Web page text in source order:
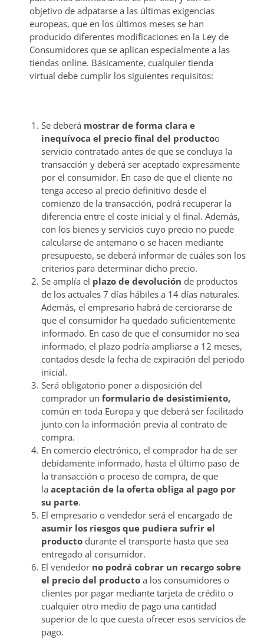
objetivo de adpatarse a las últimas exigencias
europeas, que en los últimos meses se han
producido diferentes modificaciones en la Ley de
Consumidores que se aplican especialmente a las
tiendas online. Básicamente, cualquier tienda
virtual debe cumplir los siguientes requisitos:
Se deberá mostrar de forma clara e
inequívoca el precio final del productoo
servicio contratado antes de que se concluya la
transacción y deberá ser aceptado expresamente
por el consumidor. En caso de que el cliente no
tenga acceso al precio definitivo desde el
comienzo de la transacción, podrá recuperar la
diferencia entre el coste inicial y el final. Además,
con los bienes y servicios cuyo precio no puede
calcularse de antemano o se hacen mediante
presupuesto, se deberá informar de cuáles son los
criterios para determinar dicho precio.
Se amplía el plazo de devolución de productos
de los actuales 7 días hábiles a 14 días naturales.
Además, el empresario habrá de cerciorarse de
que el consumidor ha quedado suficientemente
informado. En caso de que el consumidor no sea
informado, el plazo podría ampliarse a 12 meses,
contados desde la fecha de expiración del periodo
inicial.
Será obligatorio poner a disposición del
comprador un formulario de desistimiento,
común en toda Europa y que deberá ser facilitado
junto con la información previa al contrato de
compra.
En comercio electrónico, el comprador ha de ser
debidamente informado, hasta el último paso de
la transacción o proceso de compra, de que
la aceptación de la oferta obliga al pago por
su parte.
El empresario o vendedor será el encargado de
asumir los riesgos que pudiera sufrir el
producto durante el transporte hasta que sea
entregado al consumidor.
El vendedor no podrá cobrar un recargo sobre
el precio del producto a los consumidores o
clientes por pagar mediante tarjeta de crédito o
cualquier otro medio de pago una cantidad
superior de lo que cuesta ofrecer esos servicios de
pago.